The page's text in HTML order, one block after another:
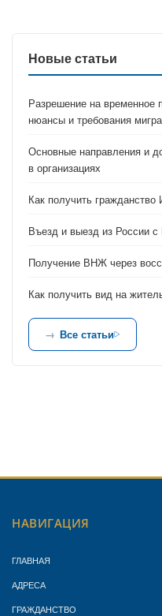
Новые статьи
Разрешение на временное
нюансы и требования
Основные направления и
в организациях
Как получить
Въезд и выезд из России
Получение ВНЖ через
Как получить вид на
Все статьи
НАВИГАЦИЯ
ГЛАВНАЯ
АДРЕСА
ГРАЖДАНСТВО